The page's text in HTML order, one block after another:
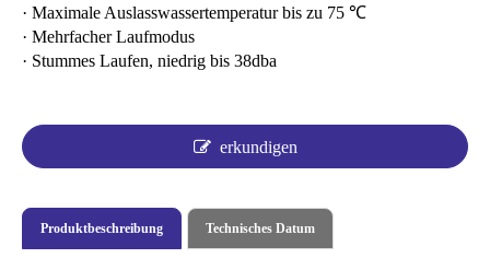
· Maximale Auslasswassertemperatur bis zu 75 ℃
· Mehrfacher Laufmodus
· Stummes Laufen, niedrig bis 38dba
erkundigen
Produktbeschreibung Technisches Datum